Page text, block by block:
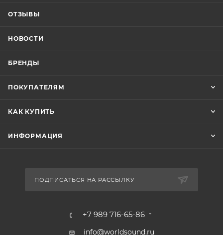
ОТЗЫВЫ
НОВОСТИ
БРЕНДЫ
ПОКУПАТЕЛЯМ
КАК КУПИТЬ
ИНФОРМАЦИЯ
ПОДПИСАТЬСЯ НА РАССЫЛКУ
+7 989 716-65-86
info@worldsound.ru